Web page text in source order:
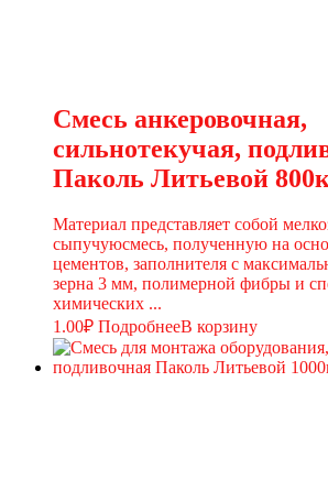
Смесь анкеровочная,
сильнотекучая,
Паколь Литьевой 800к
Материал представляет собой
сыпучуюсмесь, полученную на
цементов, заполнителя с
зерна 3 мм, полимерной фибры и
химических ...
1.00₽ ПодробнееВ корзину